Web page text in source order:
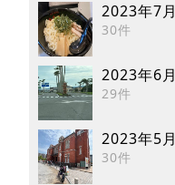
2023年7月
30件
2023年6月
29件
2023年5月
30件